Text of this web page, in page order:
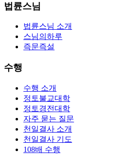
법륜스님
법륜스님 소개
스님의하루
즉문즉설
수행
수행 소개
정토불교대학
정토경전대학
자주 묻는 질문
천일결사 소개
천일결사 기도
108배 수행